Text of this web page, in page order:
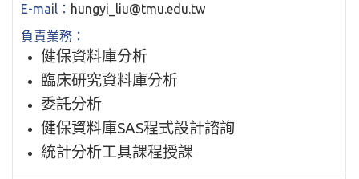
hungyi_liu@tmu.edu.tw
健保資料庫分析
臨床研究資料庫分析
委託分析
健保資料庫SAS程式設計諮詢
統計分析工具課程授課